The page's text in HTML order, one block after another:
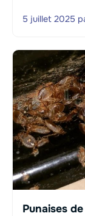
5 juillet 2025
Punaises